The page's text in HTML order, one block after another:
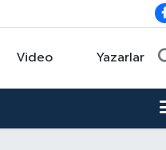
Video Yazarlar